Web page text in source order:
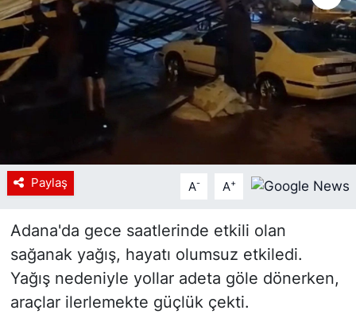
Paylaş A- A+
Adana'da gece saatlerinde etkili olan
sağanak yağış, hayatı olumsuz etkiledi.
Yağış nedeniyle yollar adeta göle dönerken,
araçlar ilerlemekte güçlük çekti.
Siyaset
YEREL HABER
Haberde insan